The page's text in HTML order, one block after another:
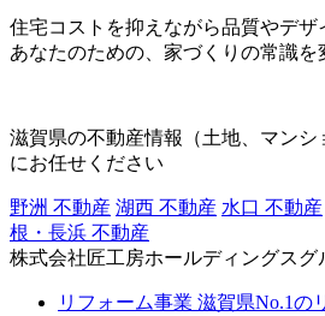
住宅コストを抑えながら品質やデ
あなたのための、家づくりの常識を
滋賀県の不動産情報（土地、マン
にお任せください
野洲 不動産 湖西 不動産 水口 不動産
根・長浜 不動産
株式会社匠工房ホールディングスグ
リフォーム事業 滋賀県No.1の